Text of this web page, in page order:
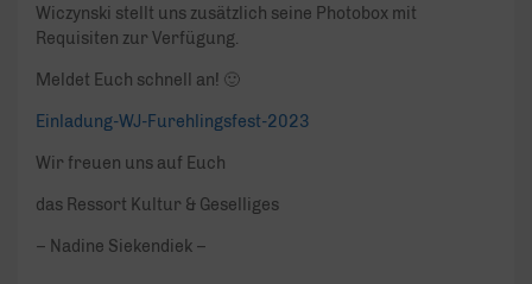
Wiczynski stellt uns zusätzlich seine Photobox mit
Requisiten zur Verfügung.
Meldet Euch schnell an! 🙂
Einladung-WJ-Furehlingsfest-2023
Wir freuen uns auf Euch
das Ressort Kultur & Geselliges
– Nadine Siekendiek –